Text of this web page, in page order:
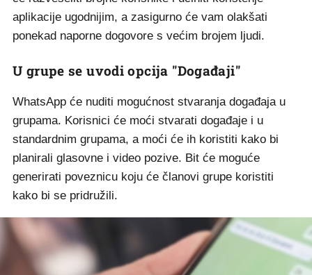
aplikacije ugodnijim, a zasigurno će vam olakšati
ponekad naporne dogovore s većim brojem ljudi.
U grupe se uvodi opcija "Događaji"
WhatsApp će nuditi mogućnost stvaranja događaja u
grupama. Korisnici će moći stvarati događaje i u
standardnim grupama, a moći će ih koristiti kako bi
planirali glasovne i video pozive. Bit će moguće
generirati poveznicu koju će članovi grupe koristiti
kako bi se pridružili.